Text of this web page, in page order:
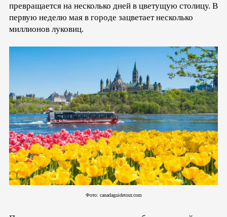
превращается на несколько дней в цветущую столицу. В
первую неделю мая в городе зацветает несколько
миллионов луковиц.
Фото: canadaguidetour.com